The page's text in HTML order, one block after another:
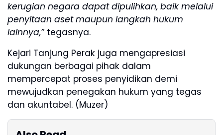
kerugian negara dapat dipulihkan, baik melalui
penyitaan aset maupun langkah hukum
lainnya,”tegasnya.
Kejari Tanjung Perak juga mengapresiasi
dukungan berbagai pihak dalam
mempercepat proses penyidikan demi
mewujudkan penegakan hukum yang tegas
dan akuntabel. (Muzer)